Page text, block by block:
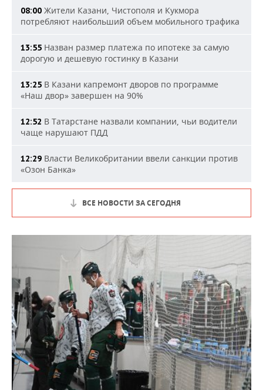
08:00 Жители Казани, Чистополя и Кукмора
потребляют наибольший объем мобильного трафика
13:55 Назван размер платежа по ипотеке за самую
дорогую и дешевую гостинку в Казани
13:25 В Казани капремонт дворов по программе
«Наш двор» завершен на 90%
12:52 В Татарстане назвали компании, чьи водители
чаще нарушают ПДД
12:29 Власти Великобритании ввели санкции против
«Озон Банка»
ВСЕ НОВОСТИ ЗА СЕГОДНЯ